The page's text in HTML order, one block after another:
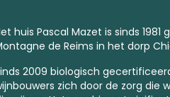
huis Pascal Mazet is sinds
de Reims in het dorp
2009 biologisch
zich door de zorg die